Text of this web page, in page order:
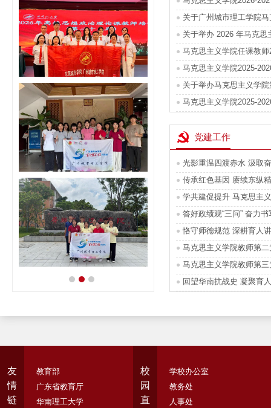
传承红色基因 道润思政初心——2026
年马克思主义学院思政课教师赴江西研
修
【城理青年行】侨脉连山海，薪火续侨
声——星火传侨实践团深耕花都华侨农
场归侨口述史 传承侨乡文脉
【城理青年行】深耕瑞岭传文脉，匠心
【城理青年行】岭上盆景承文脉，青年
实干启新程——壮志不减实践团赴花都
区瑞岭村开展实践活动
传承红色基因 道润思政初
心——2026年马克思主义
学院思政课教师赴江西研
● 关于广州城市理工学院
● 关于举办 2026 年马克思
● 马克思主义学院任课教
● 马克思主义学院2025-
● 关于举办马克思主义学
● 马克思主义学院2025-
党建工作
● 光影重温四渡赤水 汲取
● 传承红色基因 赓续东纵
● 学共建促提升 马克思主
● 答好政绩观“三问” 奋力
● 恪守师德规范 深耕育人
● 马克思主义学院教师第
● 马克思主义学院教师第
● 回望华南抗战史 凝聚育
友
情
链
教育部
广东省教育厅
华南理工大学
校
园
直
学校办公室
教务处
人事处